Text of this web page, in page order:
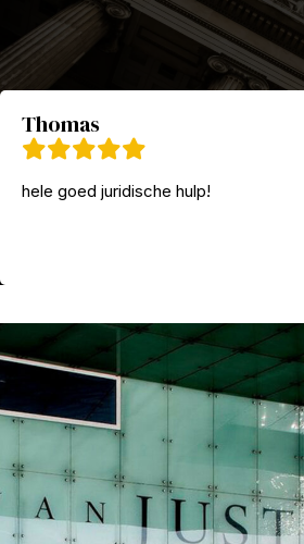
Thomas
hele goed juridische hulp!